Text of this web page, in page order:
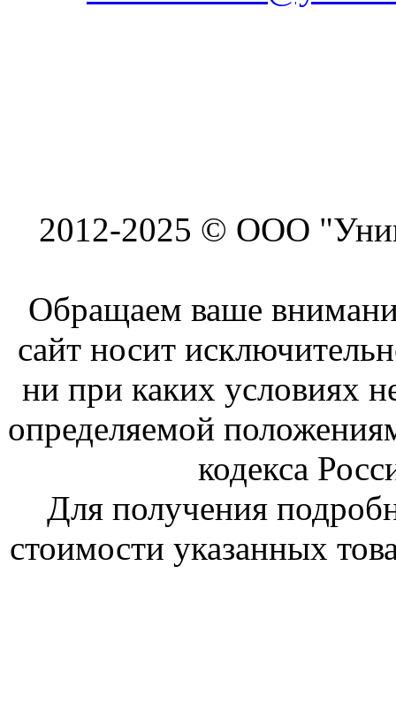
2012-2025 © ООО
Обращаем ваше
сайт носит
ни при каких условиях
определяемой
кодекса
Для получения
стоимости указанных